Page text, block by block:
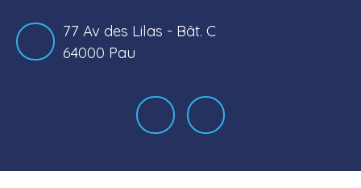
77 Av des Lilas - Bât. C
64000 Pau